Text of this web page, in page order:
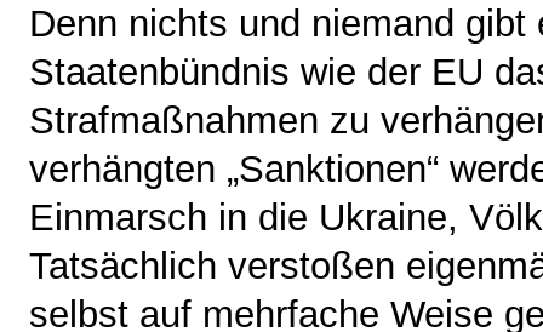
Denn nichts und niemand
Staatenbündnis wie der EU
Strafmaßnahmen zu
verhängten „Sanktionen“
Einmarsch in die Ukraine,
Tatsächlich verstoßen
selbst auf mehrfache Weise